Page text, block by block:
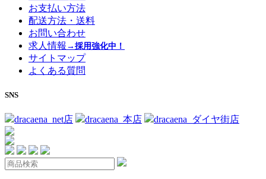
お支払い方法
配送方法・送料
お問い合わせ
求人情報 →採用強化中！
サイトマップ
よくある質問
SNS
dracaena_net店 dracaena_本店 dracaena_ダイヤ街店